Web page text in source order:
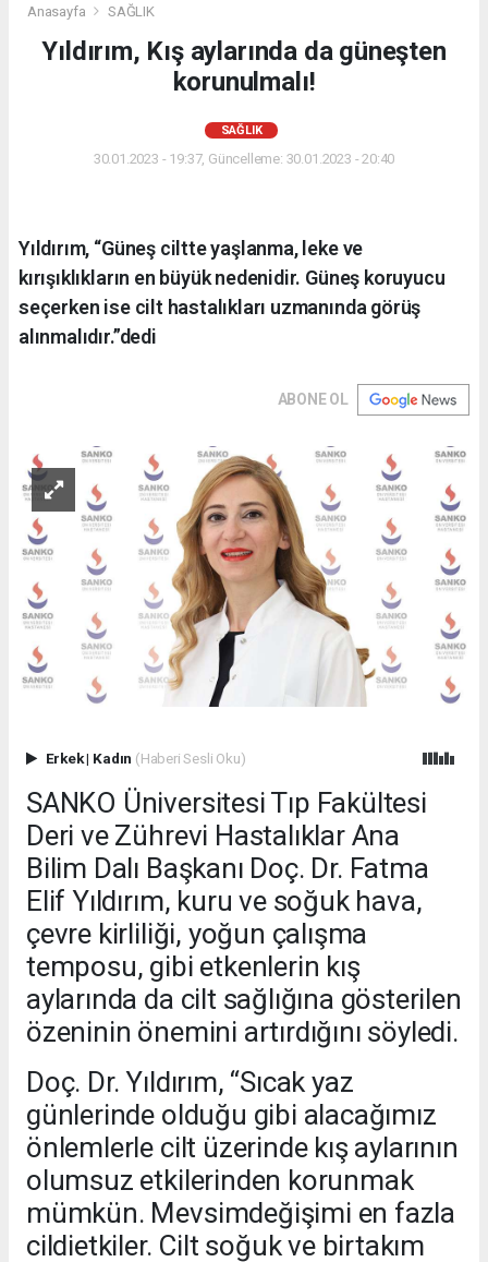
Anasayfa SAĞLIK
Yıldırım, Kış aylarında da güneşten
korunulmalı!
SAĞLIK
30.01.2023 - 19:37, Güncelleme: 30.01.2023 - 20:40
Yıldırım, “Güneş ciltte yaşlanma, leke ve
kırışıklıkların en büyük nedenidir. Güneş koruyucu
seçerken ise cilt hastalıkları uzmanında görüş
alınmalıdır.”dedi
ABONE OL
Erkek| Kadın (Haberi Sesli Oku)
SANKO Üniversitesi Tıp Fakültesi
Deri ve Zührevi Hastalıklar Ana
Bilim Dalı Başkanı Doç. Dr. Fatma
Elif Yıldırım, kuru ve soğuk hava,
çevre kirliliği, yoğun çalışma
temposu, gibi etkenlerin kış
aylarında da cilt sağlığına gösterilen
özeninin önemini artırdığını söyledi.
Doç. Dr. Yıldırım, “Sıcak yaz
günlerinde olduğu gibi alacağımız
önlemlerle cilt üzerinde kış aylarının
olumsuz etkilerinden korunmak
mümkün. Mevsimdeğişimi en fazla
cildietkiler. Cilt soğuk ve birtakım